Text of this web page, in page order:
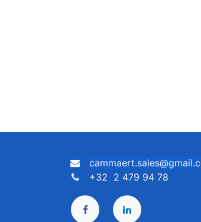
+32 2 479 94 78